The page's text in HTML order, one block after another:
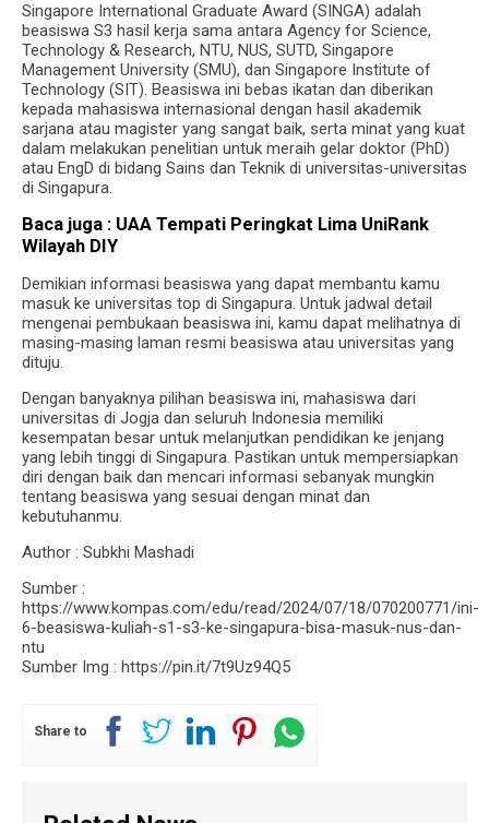
Singapore International Graduate Award (SINGA) adalah
beasiswa S3 hasil kerja sama antara Agency for Science,
Technology & Research, NTU, NUS, SUTD, Singapore
Management University (SMU), dan Singapore Institute of
Technology (SIT). Beasiswa ini bebas ikatan dan diberikan
kepada mahasiswa internasional dengan hasil akademik
sarjana atau magister yang sangat baik, serta minat yang kuat
dalam melakukan penelitian untuk meraih gelar doktor (PhD)
atau EngD di bidang Sains dan Teknik di universitas-universitas
di Singapura.
Baca juga : UAA Tempati Peringkat Lima UniRank
Wilayah DIY
Demikian informasi beasiswa yang dapat membantu kamu
masuk ke universitas top di Singapura. Untuk jadwal detail
mengenai pembukaan beasiswa ini, kamu dapat melihatnya di
masing-masing laman resmi beasiswa atau universitas yang
dituju.
Dengan banyaknya pilihan beasiswa ini, mahasiswa dari
universitas di Jogja dan seluruh Indonesia memiliki
kesempatan besar untuk melanjutkan pendidikan ke jenjang
yang lebih tinggi di Singapura. Pastikan untuk mempersiapkan
diri dengan baik dan mencari informasi sebanyak mungkin
tentang beasiswa yang sesuai dengan minat dan
kebutuhanmu.
Author : Subkhi Mashadi
Sumber :
https://www.kompas.com/edu/read/2024/07/18/070200771/ini-
6-beasiswa-kuliah-s1-s3-ke-singapura-bisa-masuk-nus-dan-
ntu
Sumber Img : https://pin.it/7t9Uz94Q5
Share to